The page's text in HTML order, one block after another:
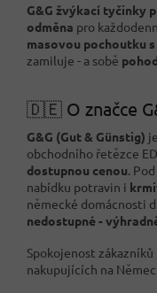
G&G žvýkací tyčinky
odměna pro
masovou pochoutku
zamiluje - a sobě
🇩🇪 O značce
G&G (Gut & Günstig)
obchodního řetězce
dostupnou cenou.
nabídku potravin i
německé domácnosti
nedostupné -
Spokojenost
nakupujících na